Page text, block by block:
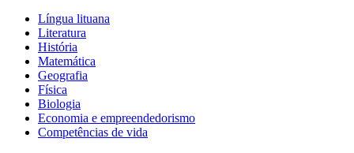
Língua lituana
Literatura
História
Matemática
Geografia
Física
Biologia
Economia e empreendedorismo
Competências de vida